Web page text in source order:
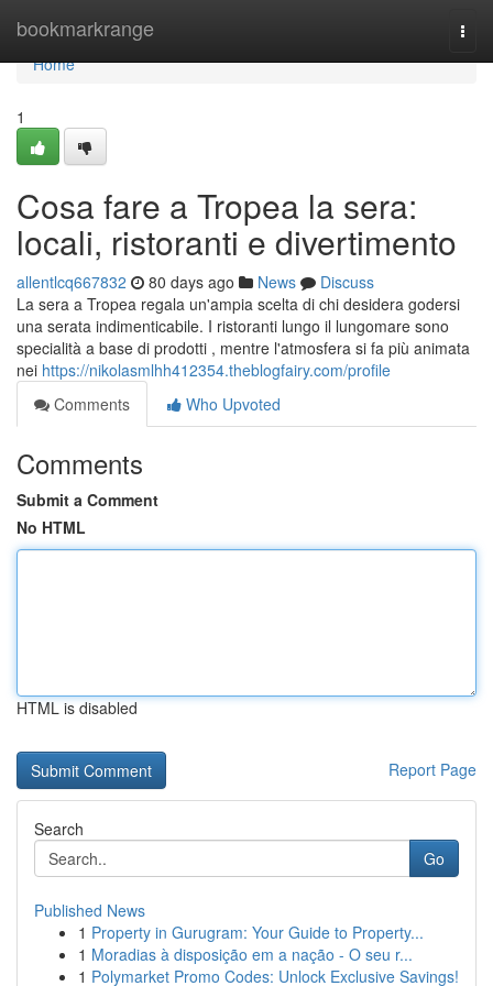
bookmarkrange
Home
Home
1
Cosa fare a Tropea la sera:
locali, ristoranti e divertimento
allentlcq667832 80 days ago News
Discuss
La sera a Tropea regala un'ampia scelta di chi desidera godersi
una serata indimenticabile. I ristoranti lungo il lungomare sono
specialità a base di prodotti , mentre l'atmosfera si fa più animata
nei https://nikolasmlhh412354.theblogfairy.com/profile
Comments
Who Upvoted
Comments
Submit a Comment
No HTML
HTML is disabled
Report Page
Search
Go
Published News
1 Property in Gurugram: Your Guide to Property...
1 Moradias à disposição em a nação - O seu r...
1 Polymarket Promo Codes: Unlock Exclusive Savings!